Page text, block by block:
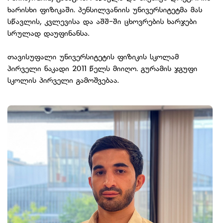
ხარისხი ფიზიკაში. პენსილვანიის უნივერსიტეტმა მას
სწავლის, კვლევისა და აშშ-ში ცხოვრების ხარჯები
სრულად დაუფინანსა.
თავისუფალი უნივერსიტეტის ფიზიკის სკოლამ
პირველი ნაკადი 2011 წელს მიიღო. გურამის ჯგუფი
სკოლის პირველი გამოშვებაა.